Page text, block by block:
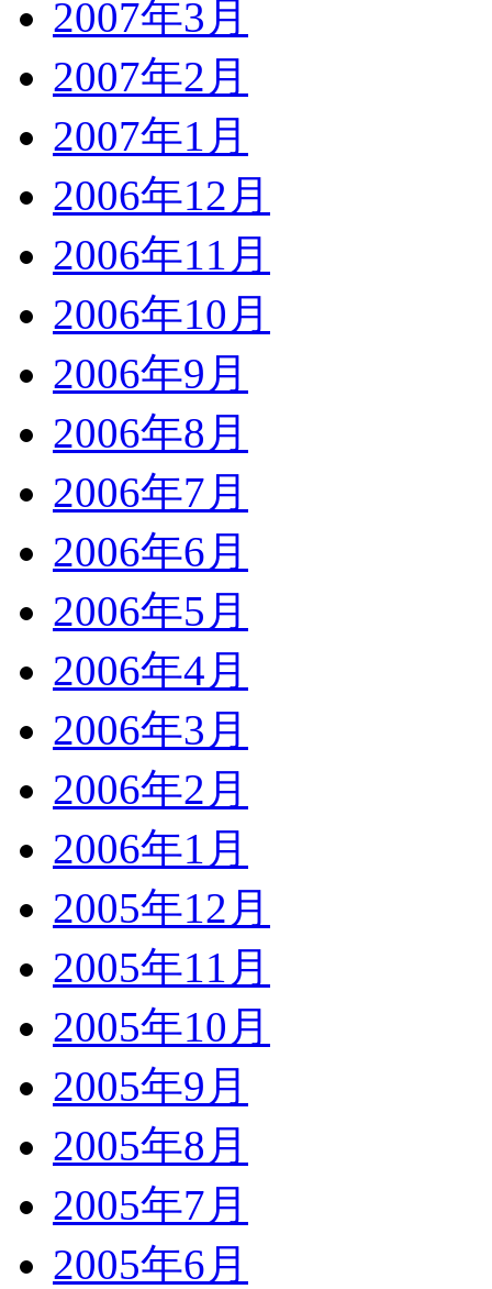
2007年3月
2007年2月
2007年1月
2006年12月
2006年11月
2006年10月
2006年9月
2006年8月
2006年7月
2006年6月
2006年5月
2006年4月
2006年3月
2006年2月
2006年1月
2005年12月
2005年11月
2005年10月
2005年9月
2005年8月
2005年7月
2005年6月